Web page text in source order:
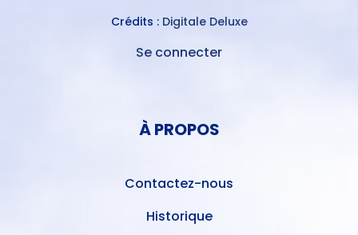
Crédits : Digitale Deluxe
Se connecter
À PROPOS
Contactez-nous
Historique